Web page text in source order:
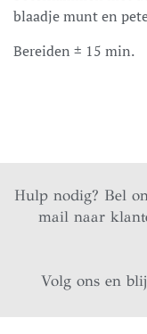
blaadje munt en
Bereiden ± 15 min.
Hulp nodig? Bel
mail naar
Volg ons en